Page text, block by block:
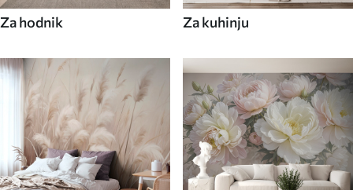
Za hodnik Za kuhinju